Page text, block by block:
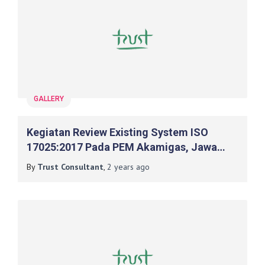
GALLERY
Kegiatan Review Existing System ISO
17025:2017 Pada PEM Akamigas, Jawa
Tengah
By Trust Consultant, 2 years ago